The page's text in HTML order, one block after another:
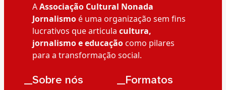
AAssociação Cultural Nonada
Jornalismoé uma organização sem fins
lucrativos que articula cultura,
jornalismo e educaçãocomo pilares
para a transformação social.
__Sobre nós __Formatos